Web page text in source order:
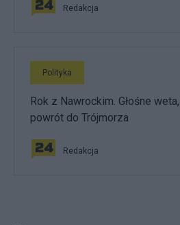
Redakcja
Polityka
Rok z Nawrockim. Głośne
powrót do Trójmorza
Redakcja